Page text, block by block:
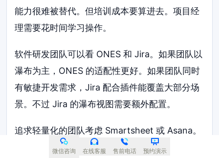
能力很难被替代。但培训成本要算进去。项目经
理需要花时间学习操作。
软件研发团队可以看 ONES 和 Jira。如果团队以
瀑布为主，ONES 的适配性更好。如果团队同时
有敏捷开发需求，Jira 配合插件能覆盖大部分场
景。不过 Jira 的瀑布视图需要额外配置。
追求轻量化的团队考虑 Smartsheet 或 Asana。
它们的学习门槛低。Smartsheet 更适合重度依
微信咨询 在线客服 售前电话 预约演示